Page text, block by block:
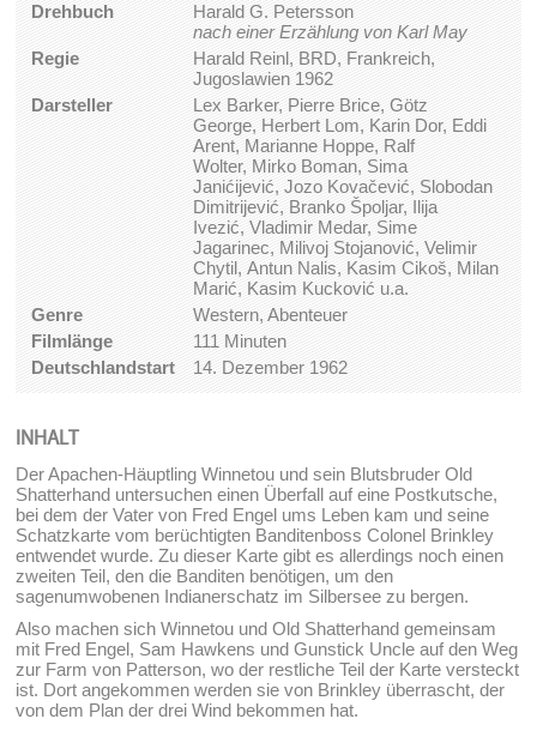
Drehbuch
Harald G. Petersson
nach einer Erzählung von Karl May
Regie
Harald Reinl, BRD, Frankreich,
Jugoslawien 1962
Darsteller
Lex Barker, Pierre Brice, Götz
George, Herbert Lom, Karin Dor, Eddi
Arent, Marianne Hoppe, Ralf
Wolter, Mirko Boman, Sima
Janićijević, Jozo Kovačević, Slobodan
Dimitrijević, Branko Špoljar, Ilija
Ivezić, Vladimir Medar, Sime
Jagarinec, Milivoj Stojanović, Velimir
Chytil, Antun Nalis, Kasim Cikoš, Milan
Marić, Kasim Kucković u.a.
Genre
Western, Abenteuer
Filmlänge
111 Minuten
Deutschlandstart
14. Dezember 1962
INHALT
Der Apachen-Häuptling Winnetou und sein Blutsbruder Old
Shatterhand untersuchen einen Überfall auf eine Postkutsche,
bei dem der Vater von Fred Engel ums Leben kam und seine
Schatzkarte vom berüchtigten Banditenboss Colonel Brinkley
entwendet wurde. Zu dieser Karte gibt es allerdings noch einen
zweiten Teil, den die Banditen benötigen, um den
sagenumwobenen Indianerschatz im Silbersee zu bergen.
Also machen sich Winnetou und Old Shatterhand gemeinsam
mit Fred Engel, Sam Hawkens und Gunstick Uncle auf den Weg
zur Farm von Patterson, wo der restliche Teil der Karte versteckt
ist. Dort angekommen werden sie von Brinkley überrascht, der
von dem Plan der drei Wind bekommen hat.